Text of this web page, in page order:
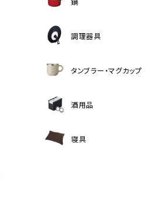
調理器具
タンブラー・マグカップ
酒用品
寝具